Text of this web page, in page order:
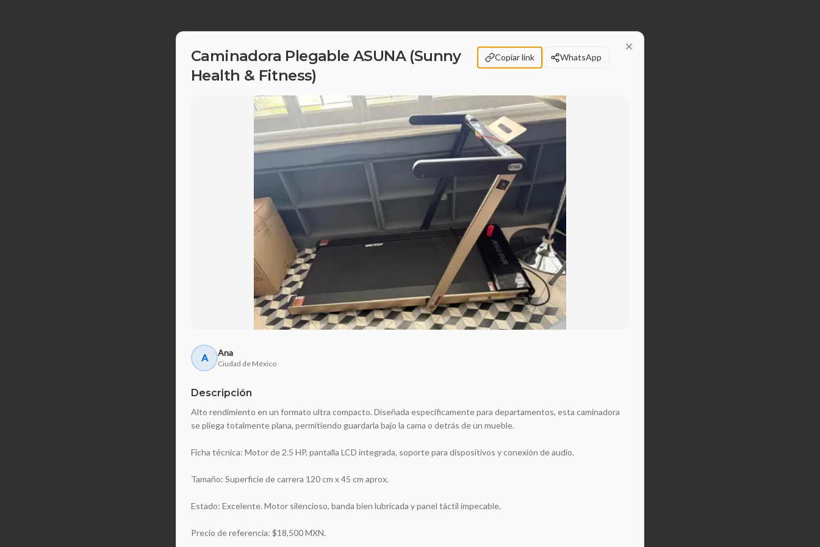
Caminadora Plegable ASUNA (Sunny
Health & Fitness)
Copiar link WhatsApp
A Ana
Ciudad de México
Descripción
Alto rendimiento en un formato ultra compacto. Diseñada específicamente para departamentos, esta caminadora
se pliega totalmente plana, permitiendo guardarla bajo la cama o detrás de un mueble.
Ficha técnica: Motor de 2.5 HP, pantalla LCD integrada, soporte para dispositivos y conexión de audio.
Tamaño: Superficie de carrera 120 cm x 45 cm aprox.
Estado: Excelente. Motor silencioso, banda bien lubricada y panel táctil impecable.
Precio de referencia: $18,500 MXN.